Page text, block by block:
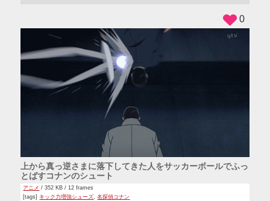
上から真っ逆さまに落下してきた人をサッカーボールでふっ
とばすコナンのシュート
アニメ / 352 KB / 12 frames
[tags] キック力増強シューズ ,名探偵コナン
0